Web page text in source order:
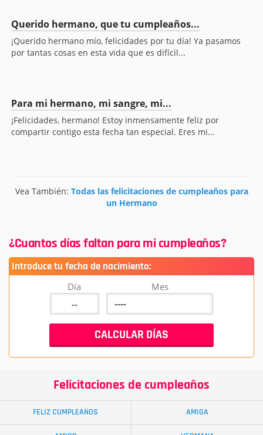
Querido hermano, que tu cumpleaños...
¡Querido hermano mío, felicidades por tu día! Ya pasamos
por tantas cosas en esta vida que es difícil...
Para mi hermano, mi sangre, mi...
¡Felicidades, hermano! Estoy inmensamente feliz por
compartir contigo esta fecha tan especial. Eres mi...
Vea También: Todas las felicitaciones de cumpleaños para
un Hermano
¿Cuantos días faltan para mi cumpleaños?
Introduce tu fecha de nacimiento:
Día Mes
Felicitaciones de cumpleaños
FELIZ CUMPLEAÑOS AMIGA